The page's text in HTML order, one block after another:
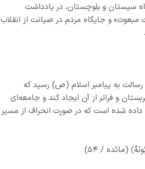
سیستان و بلوچستان، در یادداشت
مبعوث» و جایگاه مردم در صیانت از انقلاب
این رسالت به پیامبر اسلام (ص) رسید که
و فراتر از آن ایجاد کند و جامعه‌ای
داده شده است که در صورت انحراف از مسیر
(مائده / ۵۴)